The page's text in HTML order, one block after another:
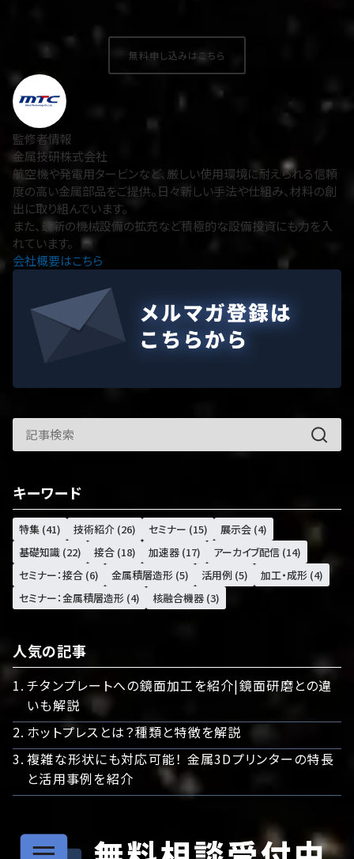
無料申し込みはこちら
監修者情報
金属技研株式会社
航空機や発電用タービンなど、厳しい使用環境に耐えられる信頼
度の高い金属部品をご提供。日々新しい手法や仕組み、材料の創
出に取り組んでいます。
また、最新の機械設備の拡充など積極的な設備投資にも力を入
れています。
会社概要はこちら
キーワード
特集 (41) 技術紹介 (26) セミナー (15)
展示会 (4)
基礎知識 (22)
接合 (18) 加速器 (17)
アーカイブ配信 (14)
セミナー：接合 (6)
金属積層造形 (5) 活用例 (5)
加工・成形 (4)
セミナー：金属積層造形 (4)
核融合機器 (3)
人気の記事
チタンプレートへの鏡面加工を紹介|鏡面研磨との違
いも解説
ホットプレスとは？種類と特徴を解説
複雑な形状にも対応可能！ 金属3Dプリンターの特長
と活用事例を紹介